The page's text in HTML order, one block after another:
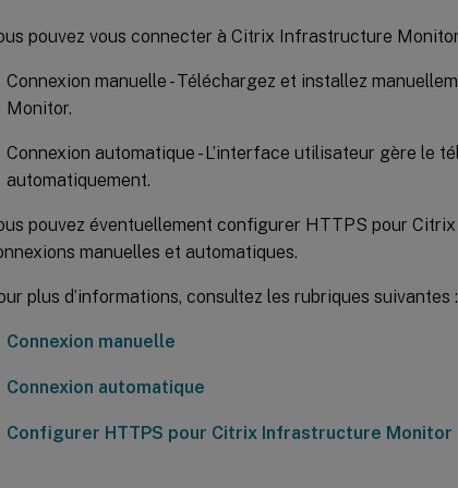
pouvez vous connecter à Citrix Infrastructure
Connexion manuelle - Téléchargez et installez
Monitor.
Connexion automatique - L’interface utilisateur gère le
automatiquement.
pouvez éventuellement configurer HTTPS pour
manuelles et automatiques.
plus d’informations, consultez les rubriques suivantes :
Connexion manuelle
Connexion automatique
Configurer HTTPS pour Citrix Infrastructure Monitor